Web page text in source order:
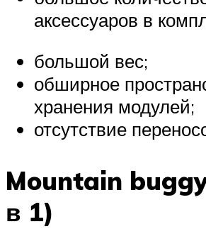
аксессуаров в
большой вес;
обширное
хранения модулей;
отсутствие
Mountain
в 1)